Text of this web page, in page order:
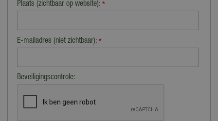
Plaats (zichtbaar op website): *
E-mailadres (niet zichtbaar): *
Beveiligingscontrole: